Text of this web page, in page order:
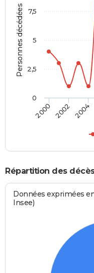
Personnes décédées
2000 2002 2004
0
2,5
5
7,5
Répartition des
Données exprimées
Insee)